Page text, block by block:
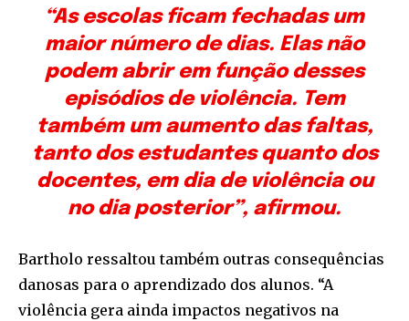
“As escolas ficam fechadas um
maior número de dias. Elas não
podem abrir em função desses
episódios de violência. Tem
também um aumento das faltas,
tanto dos estudantes quanto dos
docentes, em dia de violência ou
no dia posterior”, afirmou.
Bartholo ressaltou também outras consequências
danosas para o aprendizado dos alunos. “A
violência gera ainda impactos negativos na